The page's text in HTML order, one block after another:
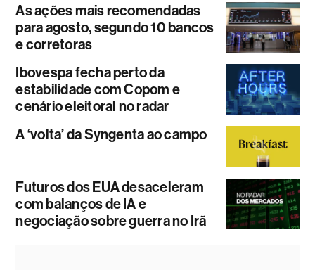
As ações mais recomendadas
para agosto, segundo 10 bancos
e corretoras
Ibovespa fecha perto da
estabilidade com Copom e
cenário eleitoral no radar
A ‘volta’ da Syngenta ao campo
Futuros dos EUA desaceleram
com balanços de IA e
negociação sobre guerra no Irã